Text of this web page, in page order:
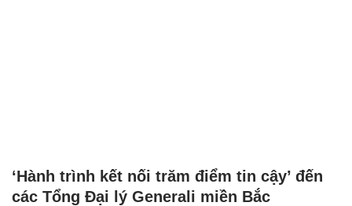
‘Hành trình kết nối trăm điểm tin cậy’ đến
các Tổng Đại lý Generali miền Bắc